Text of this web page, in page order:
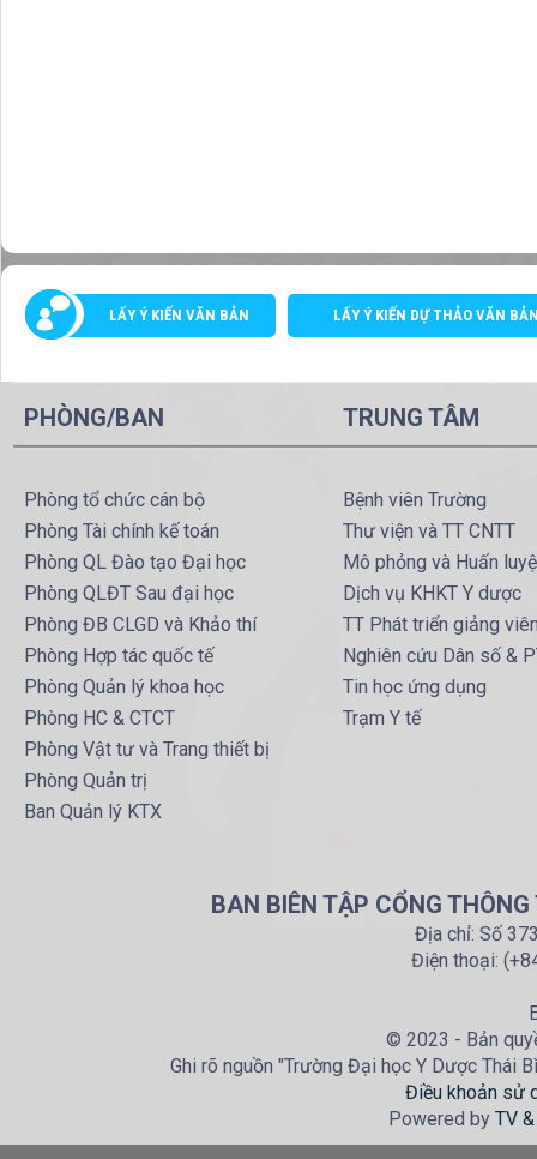
LẤY Ý KIẾN VĂN BẢN LẤY Ý KIẾN DỰ THẢO VĂN
PHÒNG/BAN
Phòng tổ chức cán bộ
Phòng Tài chính kế toán
Phòng QL Đào tạo Đại học
Phòng QLĐT Sau đại học
Phòng ĐB CLGD và Khảo thí
Phòng Hợp tác quốc tế
Phòng Quản lý khoa học
Phòng HC & CTCT
Phòng Vật tư và Trang thiết bị
Phòng Quản trị
Ban Quản lý KTX
TRUNG TÂM
Bệnh viên Trường
Thư viện và TT CNTT
Mô phỏng và Huấn
Dịch vụ KHKT Y dược
TT Phát triển giảng
Nghiên cứu Dân số &
Tin học ứng dụng
Trạm Y tế
BAN BIÊN TẬP CỔNG
Địa chỉ: Số
Điện thoại:
© 2023 - Bản
Ghi rõ nguồn "Trường Đại học Y Dược Thái
Điều khoản sử
Powered by TV